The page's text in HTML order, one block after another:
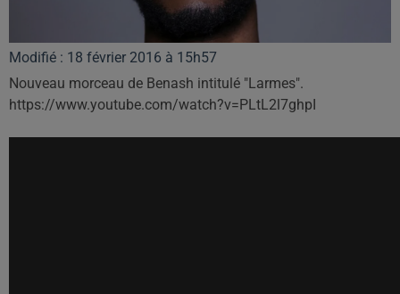
Modifié : 18 février 2016 à 15h57
Nouveau morceau de Benash intitulé "Larmes".
https://www.youtube.com/watch?v=PLtL2l7ghpI